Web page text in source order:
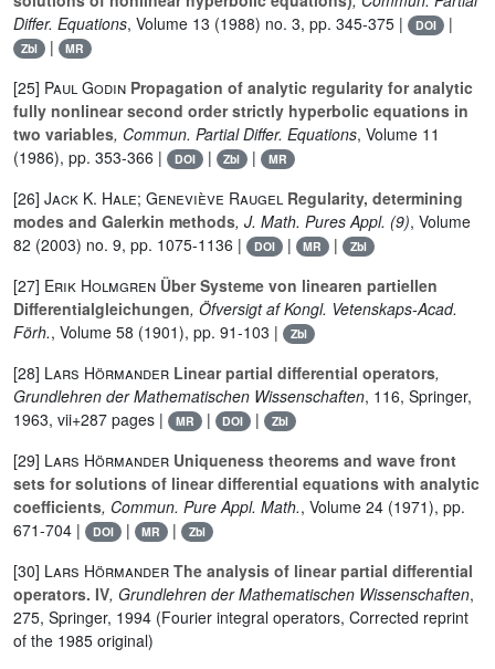
Differ. Equations, Volume 13 (1988) no. 3, pp. 345-375 | DOI |
Zbl | MR
[25] Paul Godin Propagation of analytic regularity for analytic
fully nonlinear second order strictly hyperbolic equations in
two variables, Commun. Partial Differ. Equations, Volume 11
(1986), pp. 353-366 |
DOI | Zbl | MR
[26] Jack K. Hale; Geneviève RaugelRegularity, determining
modes and Galerkin methods, J. Math. Pures Appl. (9), Volume
82 (2003) no. 9, pp. 1075-1136 | DOI | MR | Zbl
[27] Erik Holmgren Über Systeme von linearen partiellen
Differentialgleichungen, Öfversigt af Kongl. Vetenskaps-Acad.
Förh., Volume 58 (1901), pp. 91-103 | Zbl
[28] Lars Hörmander Linear partial differential operators,
Grundlehren der Mathematischen Wissenschaften, 116, Springer,
1963, vii+287 pages |
MR | DOI | Zbl
[29] Lars Hörmander Uniqueness theorems and wave front
sets for solutions of linear differential equations with analytic
coefficients, Commun. Pure Appl. Math., Volume 24 (1971), pp.
671-704 |
DOI | MR | Zbl
[30] Lars Hörmander The analysis of linear partial differential
operators. IV, Grundlehren der Mathematischen Wissenschaften,
275, Springer, 1994 (Fourier integral operators, Corrected reprint
of the 1985 original)